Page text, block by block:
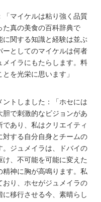
「マイケルは粘り強く品質
た真の美食の百科辞典で
関する知識と経験は並ぶ
ーとしてのマイケルは何者
メイラにもたらします。料
を光栄に思います」
トしました：「ホセには
で刺激的なビジョンがあ
あり、私はクリエイティ
対する自分自身とチームの
ジュメイラは、ドバイの
、不可能を可能に変えた
神に胸が高鳴ります。私
おり、ホセがジュメイラの
移行させる今、素晴らし